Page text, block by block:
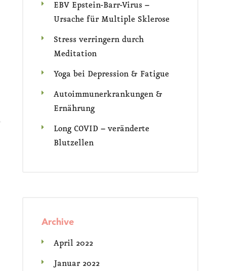
EBV Epstein-Barr-Virus –
Ursache für Multiple Sklerose
Stress verringern durch
Meditation
Yoga bei Depression & Fatigue
Autoimmunerkrankungen &
Ernährung
Long COVID – veränderte
Blutzellen
Archive
April 2022
Januar 2022